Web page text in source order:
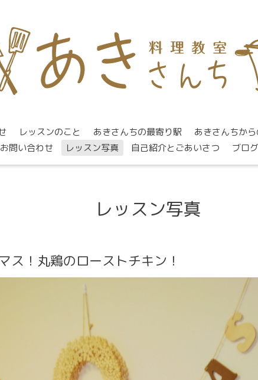
レッスンのこと あきさんちの最寄り駅 あきさんちか
問い合わせ
レッスン写真 自己紹介とごあいさつ ブログ
レッスン写真
！丸鶏のローストチキン！